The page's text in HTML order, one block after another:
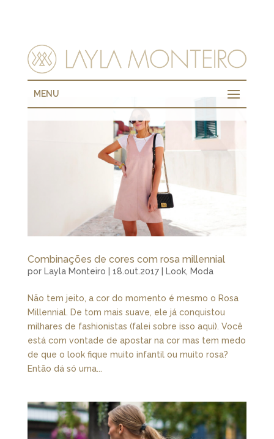
MENU
Combinações de cores com rosa millennial
por Layla Monteiro | 18.out.2017| Look, Moda
Não tem jeito, a cor do momento é mesmo o Rosa
Millennial. De tom mais suave, ele já conquistou
milhares de fashionistas (falei sobre isso aqui). Você
está com vontade de apostar na cor mas tem medo
de que o look fique muito infantil ou muito rosa?
Então dá só uma...